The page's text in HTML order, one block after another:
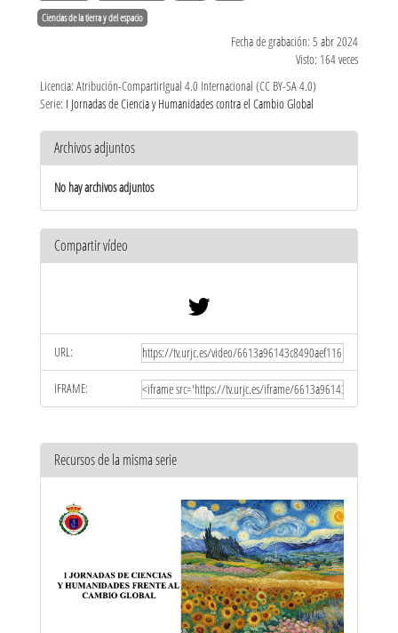
Ciencias de la tierra y del espacio
Fecha de grabación: 5 abr 2024
Visto: 164 veces
Licencia: Atribución-CompartirIgual 4.0 Internacional (CC BY-SA 4.0)
Serie: I Jornadas de Ciencia y Humanidades contra el Cambio Global
Archivos adjuntos
No hay archivos adjuntos
Compartir vídeo
URL:
IFRAME:
Recursos de la misma serie